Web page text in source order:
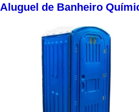
Aluguel de Banheiro